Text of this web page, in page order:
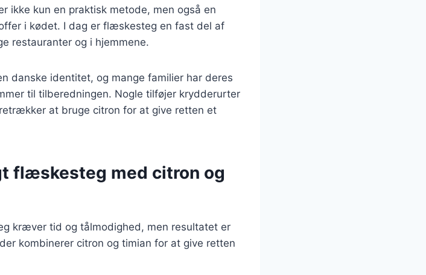
ikke kun en praktisk metode, men også en
i kødet. I dag er flæskesteg en fast del af
restauranter og i hjemmene.
danske identitet, og mange familier har deres
til tilberedningen. Nogle tilføjer krydderurter
at bruge citron for at give retten et
flæskesteg med citron og
kræver tid og tålmodighed, men resultatet er
kombinerer citron og timian for at give retten